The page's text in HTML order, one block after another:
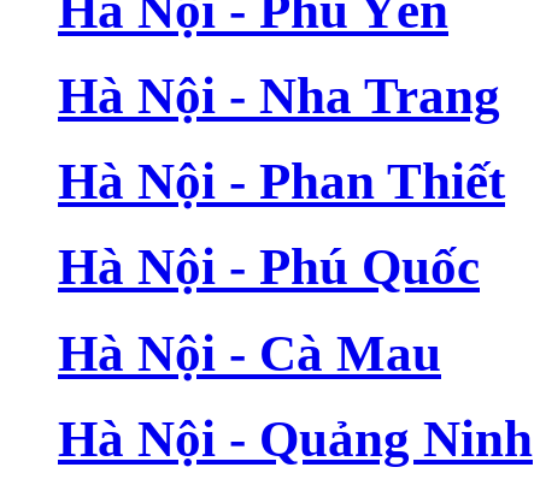
Hà Nội - Nha Trang
Hà Nội - Phan Thiết
Hà Nội - Phú Quốc
Hà Nội - Cà Mau
Hà Nội - Quảng Ninh